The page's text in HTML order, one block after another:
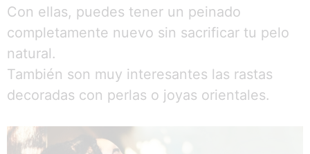
Con ellas, puedes tener un peinado
completamente nuevo sin sacrificar tu pelo
natural.
También son muy interesantes las rastas
decoradas con perlas o joyas orientales.